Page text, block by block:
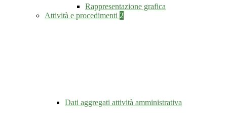
Rappresentazione grafica
Attività e procedimenti 2
Dati aggregati attività amministrativa